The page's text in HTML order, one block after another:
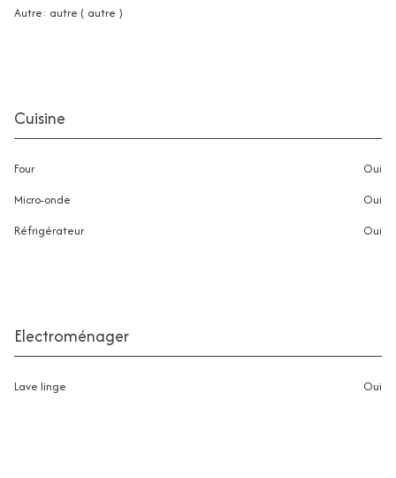
autre: autre ( autre )
Cuisine
Four
oui
Micro-onde
oui
Réfrigérateur
oui
Electroménager
Lave linge oui